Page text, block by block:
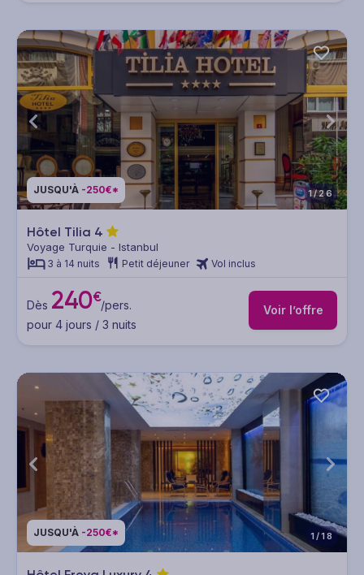
JUSQU'À -250€* 1/26
Hôtel Tilia 4
Voyage Turquie - Istanbul
3 à 14 nuits Petit déjeuner Vol inclus
Dès 240€/pers.
pour 4 jours / 3 nuits
Voir l’offre
JUSQU'À -250€* 1/18